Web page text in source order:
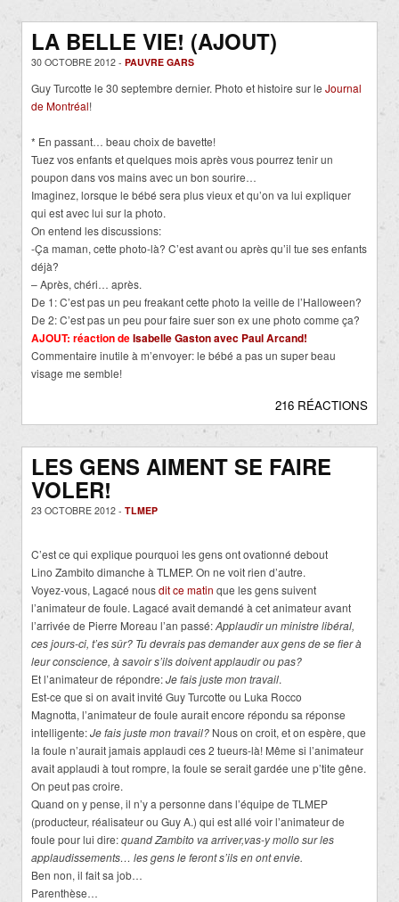
LA BELLE VIE! (AJOUT)
30 OCTOBRE 2012 - PAUVRE GARS
Guy Turcotte le 30 septembre dernier. Photo et histoire sur le Journal
de Montréal!
* En passant… beau choix de bavette!
Tuez vos enfants et quelques mois après vous pourrez tenir un
poupon dans vos mains avec un bon sourire…
Imaginez, lorsque le bébé sera plus vieux et qu’on va lui expliquer
qui est avec lui sur la photo.
On entend les discussions:
-Ça maman, cette photo-là? C’est avant ou après qu’il tue ses enfants
déjà?
– Après, chéri… après.
De 1: C’est pas un peu freakant cette photo la veille de l’Halloween?
De 2: C’est pas un peu pour faire suer son ex une photo comme ça?
AJOUT: réaction deIsabelle Gaston avec Paul Arcand!
Commentaire inutile à m’envoyer: le bébé a pas un super beau
visage me semble!
216 RÉACTIONS
LES GENS AIMENT SE FAIRE
VOLER!
23 OCTOBRE 2012 - TLMEP
C’est ce qui explique pourquoi les gens ont ovationné debout
Lino Zambito dimanche à TLMEP. On ne voit rien d’autre.
Voyez-vous, Lagacé nousdit ce matin que les gens suivent
l’animateur de foule. Lagacé avait demandé à cet animateur avant
l’arrivée de Pierre Moreau l’an passé:Applaudir un ministre libéral,
ces jours-ci, t’es sûr? Tu devrais pas demander aux gens de se fier à
leur conscience, à savoir s’ils doivent applaudir ou pas?
Et l’animateur de répondre:Je fais juste mon travail.
Est-ce que si on avait invité Guy Turcotte ou Luka Rocco
Magnotta, l’animateur de foule aurait encore répondu sa réponse
intelligente:Je fais juste mon travail? Nous on croit, et on espère, que
la foule n’aurait jamais applaudi ces 2 tueurs-là! Même si l’animateur
avait applaudi à tout rompre, la foule se serait gardée une p’tite gêne.
On peut pas croire.
Quand on y pense, il n’y a personne dans l’équipe de TLMEP
(producteur, réalisateur ou Guy A.) qui est allé voir l’animateur de
foule pour lui dire:quand Zambito va arriver,vas-y mollo sur les
applaudissements… les gens le feront s’ils en ont envie.
Ben non, il fait sa job…
Parenthèse…